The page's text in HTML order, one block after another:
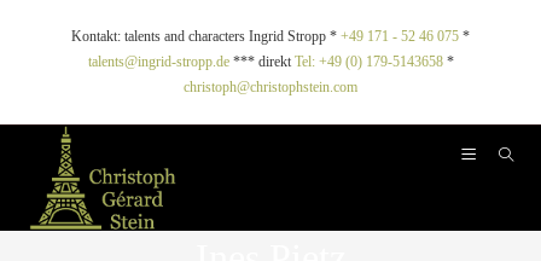
Kontakt: talents and characters Ingrid Stropp * +49 171 - 52 46 075 *
talents@ingrid-stropp.de*** direkt Tel: +49 (0) 179-5143658*
christoph@christophstein.com